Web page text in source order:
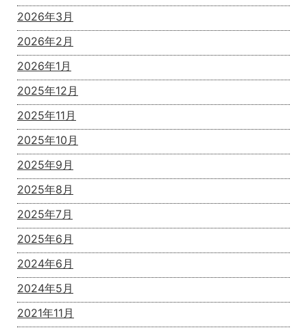
2026年3月
2026年2月
2026年1月
2025年12月
2025年11月
2025年10月
2025年9月
2025年8月
2025年7月
2025年6月
2024年6月
2024年5月
2021年11月